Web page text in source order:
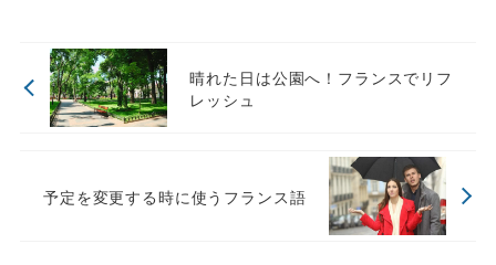
晴れた日は公園へ！フランスでリフ
レッシュ
予定を変更する時に使うフランス語